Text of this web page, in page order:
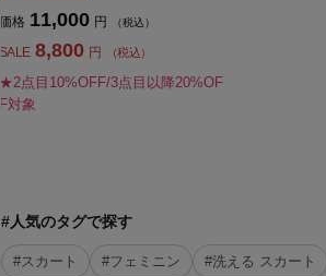
価格 11,000 円 （税込）
SALE 8,800 円 （税込）
★2点目10%OFF/3点目以降20%OF
F対象
#人気のタグで探す
#スカート #フェミニン #洗える スカート